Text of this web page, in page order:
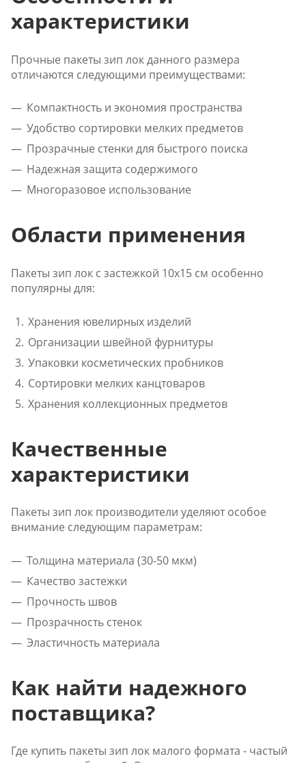
характеристики
Прочные пакеты зип лок данного размера
отличаются следующими преимуществами:
Компактность и экономия пространства
Удобство сортировки мелких предметов
Прозрачные стенки для быстрого поиска
Надежная защита содержимого
Многоразовое использование
Области применения
Пакеты зип лок с застежкой 10x15 см особенно
популярны для:
Хранения ювелирных изделий
Организации швейной фурнитуры
Упаковки косметических пробников
Сортировки мелких канцтоваров
Хранения коллекционных предметов
Качественные
характеристики
Пакеты зип лок производители уделяют особое
внимание следующим параметрам:
Толщина материала (30-50 мкм)
Качество застежки
Прочность швов
Прозрачность стенок
Эластичность материала
Как найти надежного
поставщика?
Где купить пакеты зип лок малого формата - частый